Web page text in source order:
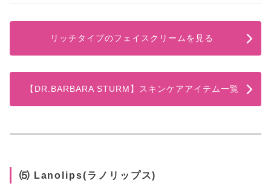
リッチタイプのフェイスクリームを見る
【DR.BARBARA STURM】スキンケアアイテム一覧
⑸ Lanolips(ラノリップス)